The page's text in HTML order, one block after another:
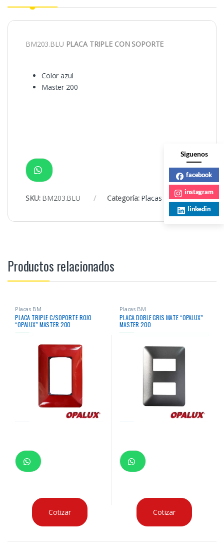
BM203.BLU PLACA TRIPLE CON SOPORTE
Color azul
Master 200
SKU: BM203.BLU Categoría: Placas BM
Productos relacionados
Placas BM
PLACA TRIPLE C/SOPORTE ROJO
“OPALUX” MASTER 200
Cotizar
Placas BM
PLACA DOBLE GRIS MATE “OPALUX”
MASTER 200
Cotizar
Siguenos
facebook
instagram
linkedin